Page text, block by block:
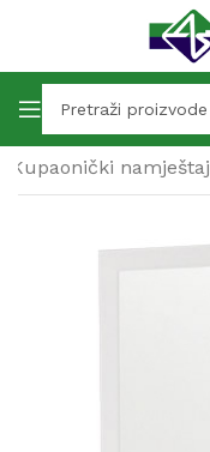
Kupaonički namještaj